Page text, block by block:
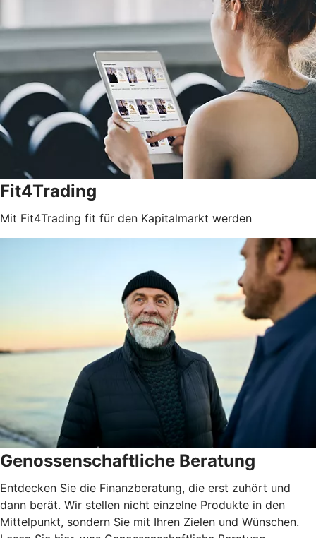
Fit4Trading
Mit Fit4Trading fit für den Kapitalmarkt werden
Genossenschaftliche Beratung
Entdecken Sie die Finanzberatung, die erst zuhört und
dann berät. Wir stellen nicht einzelne Produkte in den
Mittelpunkt, sondern Sie mit Ihren Zielen und Wünschen.